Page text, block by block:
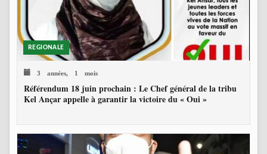
REGIONALE
3 années, 1 mois
Référendum 18 juin prochain : Le Chef général de la tribu
Kel Ançar appelle à garantir la victoire du « Oui »